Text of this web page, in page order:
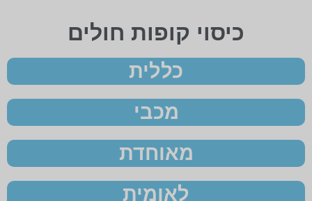
כיסוי קופות חולים
כללית
מכבי
מאוחדת
לאומית